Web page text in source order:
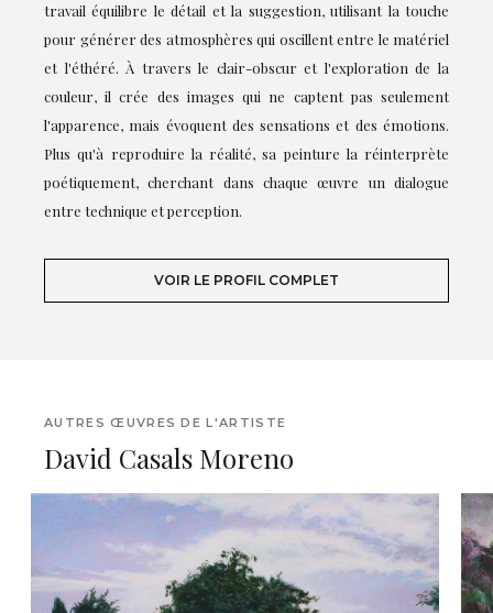
travail équilibre le détail et la suggestion, utilisant la touche
pour générer des atmosphères qui oscillent entre le matériel
et l'éthéré. À travers le clair-obscur et l'exploration de la
couleur, il crée des images qui ne captent pas seulement
l'apparence, mais évoquent des sensations et des émotions.
Plus qu'à reproduire la réalité, sa peinture la réinterprète
poétiquement, cherchant dans chaque œuvre un dialogue
entre technique et perception.
VOIR LE PROFIL COMPLET
AUTRES ŒUVRES DE L'ARTISTE
David Casals Moreno